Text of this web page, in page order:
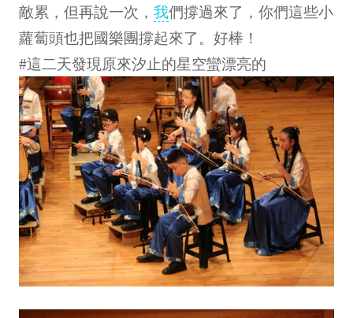
敵累，但再說一次， 我們撐過來了，你們這些小
蘿蔔頭也把國樂團撐起來了。好棒！
#這二天發現原來汐止的星空蠻漂亮的